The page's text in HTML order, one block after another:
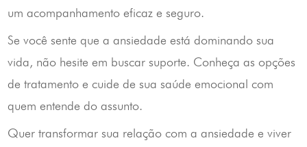
um acompanhamento eficaz e seguro.
Se você sente que a ansiedade está dominando sua
vida, não hesite em buscar suporte. Conheça as opções
de tratamento e cuide de sua saúde emocional com
quem entende do assunto.
Quer transformar sua relação com a ansiedade e viver